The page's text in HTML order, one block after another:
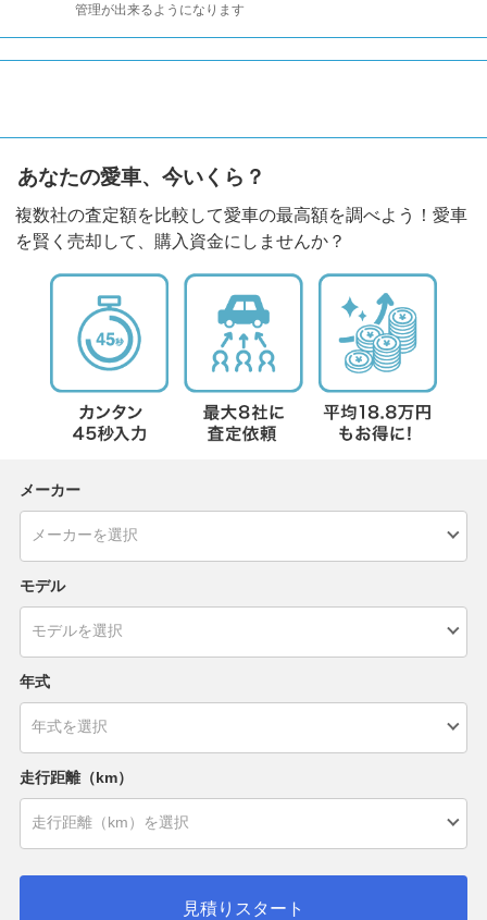
管理が出来るようになります
あなたの愛車、今いくら？
複数社の査定額を比較して愛車の最高額を調べよう！愛車
を賢く売却して、購入資金にしませんか？
メーカー
モデル
年式
走行距離（km）
見積りスタート